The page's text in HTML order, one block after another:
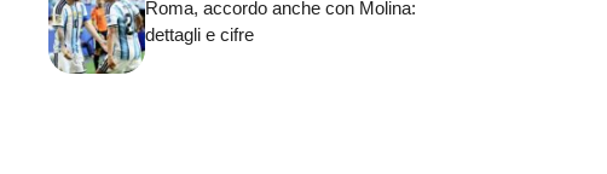
Roma, accordo anche con Molina:
dettagli e cifre